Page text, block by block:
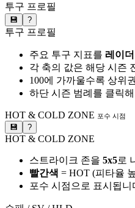
투구 프로필
💾 ?
투구 프로필
주요 투구 지표를 레이
각 축의 값은 해당 시즌
100에 가까울수록 상위
하단 시즌 범례를 클릭
HOT & COLD ZONE 포수 시점
💾 ?
HOT & COLD ZONE
스트라이크 존을 5x5로
빨간색 = HOT (피타율
포수 시점으로 표시됩니